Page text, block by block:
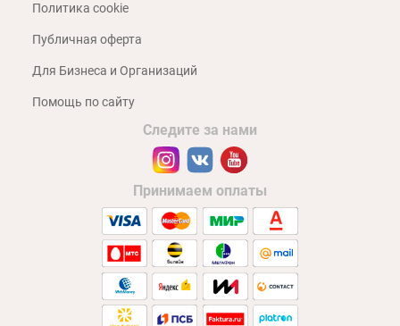
Политика cookie
Публичная оферта
Для Бизнеса и Организаций
Помощь по сайту
Следите за нами
Принимаем оплаты